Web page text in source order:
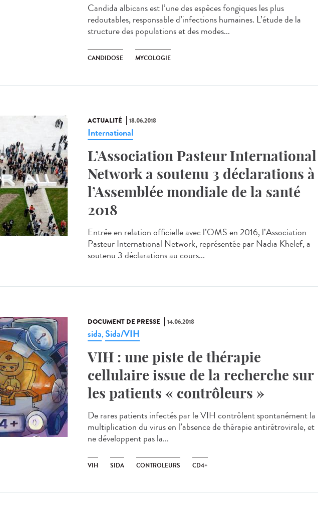
Candida albicans est l’une des espèces fongiques les plus
redoutables, responsable d’infections humaines. L’étude de la
structure des populations et des modes...
CANDIDOSE MYCOLOGIE
ACTUALITÉ 18.06.2018
International
L’Association Pasteur International
Network a soutenu 3 déclarations à
l’Assemblée mondiale de la santé
2018
Entrée en relation officielle avec l’OMS en 2016, l’Association
Pasteur International Network, représentée par Nadia Khelef, a
soutenu 3 déclarations au cours...
DOCUMENT DE PRESSE 14.06.2018
sida,Sida/VIH
VIH : une piste de thérapie
cellulaire issue de la recherche sur
les patients « contrôleurs »
De rares patients infectés par le VIH contrôlent spontanément la
multiplication du virus en l’absence de thérapie antirétrovirale, et
ne développent pas la...
VIH SIDA CONTROLEURS CD4+